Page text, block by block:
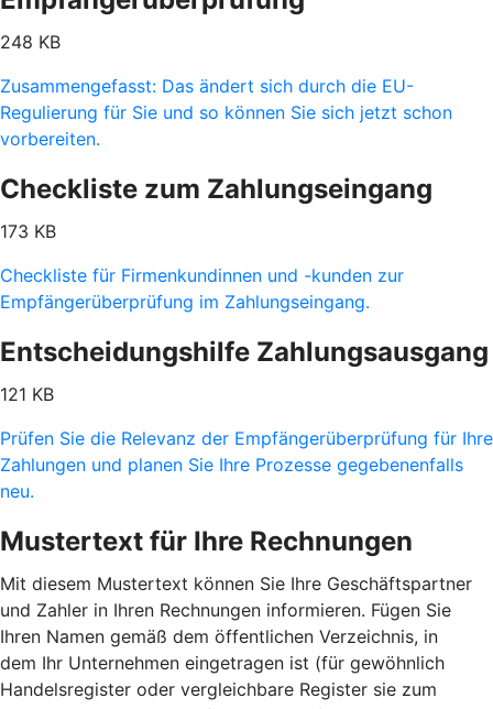
248 KB
Zusammengefasst: Das ändert sich durch die EU-
Regulierung für Sie und so können Sie sich jetzt schon
vorbereiten.
Checkliste zum Zahlungseingang
173 KB
Checkliste für Firmenkundinnen und -kunden zur
Empfängerüberprüfung im Zahlungseingang.
Entscheidungshilfe Zahlungsausgang
121 KB
Prüfen Sie die Relevanz der Empfängerüberprüfung für Ihre
Zahlungen und planen Sie Ihre Prozesse gegebenenfalls
neu.
Mustertext für Ihre Rechnungen
Mit diesem Mustertext können Sie Ihre Geschäftspartner
und Zahler in Ihren Rechnungen informieren. Fügen Sie
Ihren Namen gemäß dem öffentlichen Verzeichnis, in
dem Ihr Unternehmen eingetragen ist (für gewöhnlich
Handelsregister oder vergleichbare Register sie zum